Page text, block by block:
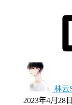
林云
2023年4月28日